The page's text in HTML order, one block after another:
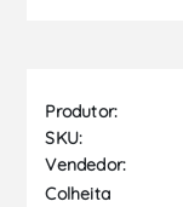
Produtor:
SKU:
Vendedor:
Colheita